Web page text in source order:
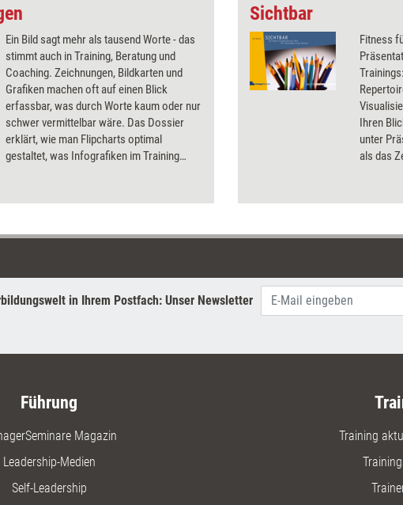
Ein Bild sagt mehr als tausend Worte - das
stimmt auch in Training, Beratung und
Coaching. Zeichnungen, Bildkarten und
Grafiken machen oft auf einen Blick
erfassbar, was durch Worte kaum oder nur
schwer vermittelbar wäre. Das Dossier
erklärt, wie man Flipcharts optimal
gestaltet, was Infografiken im Training
Sichtbar
Fitness
Trainings: Mit 'Sichtbar'
Ihren
unter
als das
die Zeit
in Ihrem Postfach: Unser Newsletter
Führung
Magazin
Leadership-Medien
Self-Leadership
Training